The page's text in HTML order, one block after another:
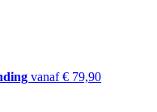
vanaf € 79,90